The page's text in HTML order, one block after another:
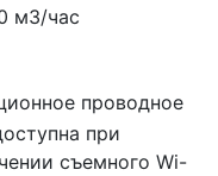
м3/час
проводное
при
съемного Wi-